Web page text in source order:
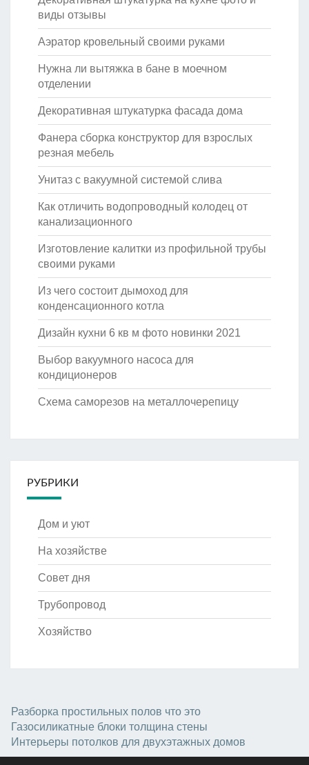
виды отзывы
Аэратор кровельный своими руками
Нужна ли вытяжка в бане в моечном
отделении
Декоративная штукатурка фасада дома
Фанера сборка конструктор для взрослых
резная мебель
Унитаз с вакуумной системой слива
Как отличить водопроводный колодец от
канализационного
Изготовление калитки из профильной трубы
своими руками
Из чего состоит дымоход для
конденсационного котла
Дизайн кухни 6 кв м фото новинки 2021
Выбор вакуумного насоса для
кондиционеров
Схема саморезов на металлочерепицу
РУБРИКИ
Дом и уют
На хозяйстве
Совет дня
Трубопровод
Хозяйство
Разборка простильных полов что это
Газосиликатные блоки толщина стены
Интерьеры потолков для двухэтажных домов